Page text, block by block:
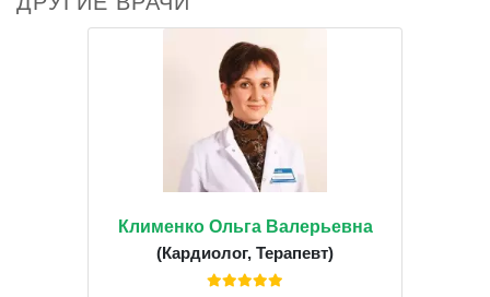
Клименко Ольга Валерьевна
(Кардиолог, Терапевт)